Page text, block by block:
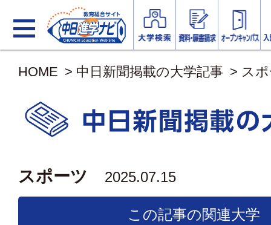
HOME > 中日新聞掲載の大学記事 > ス
スポーツ 2025.07.15
この記事の関連大学